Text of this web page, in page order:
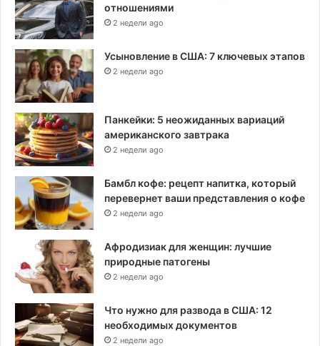
отношениями
2 недели ago
Усыновление в США: 7 ключевых этапов
2 недели ago
Панкейки: 5 неожиданных вариаций
американского завтрака
2 недели ago
Бамбл кофе: рецепт напитка, который
перевернет ваши представления о кофе
2 недели ago
Афродизиак для женщин: лучшие
природные патогены
2 недели ago
Что нужно для развода в США: 12
необходимых документов
2 недели ago